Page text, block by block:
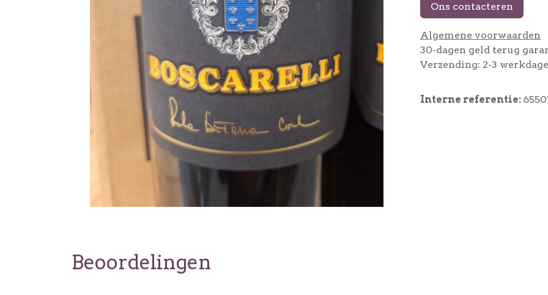
Ons contacteren
Algemene voorwaarden
30-dagen geld terug
Verzending: 2-3
Interne referentie:
Beoordelingen